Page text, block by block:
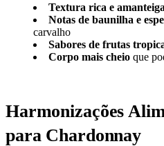
Textura rica e
Notas de baunilha e
carvalho
Sabores de frutas
Corpo mais cheio que
Harmonizações
para Chardonnay